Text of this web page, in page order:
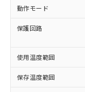
動作モード
保護回路
使用温度範囲
保存温度範囲
ご利
以下の条件
対応済
非含有に対
す。
対応予定：
有に対応し
商品です。
対応予定な
非含有に非